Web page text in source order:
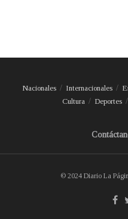
Nacionales Internacionales
Cultura
Deportes
© 2024 Diario La